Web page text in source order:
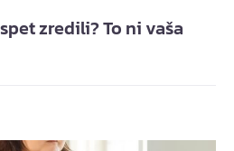
zredili? To ni vaša